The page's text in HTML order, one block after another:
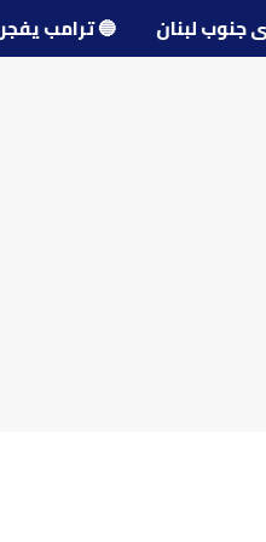
قرى جنوب لبنان 🔵